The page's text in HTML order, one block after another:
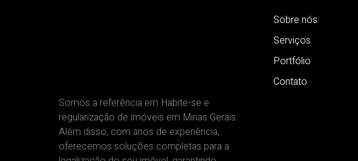
Somos a referência em Habite-se e
regularização de imóveis em Minas Gerais.
Além disso, com anos de experiência,
oferecemos soluções completas para a
Sobre nós
Serviços
Portfólio
Contato